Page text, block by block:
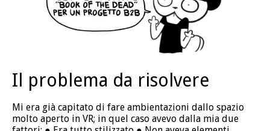
Il problema da risolvere
Mi era già capitato di fare ambientazioni dallo spazio
molto aperto in VR; in quel caso avevo dalla mia due